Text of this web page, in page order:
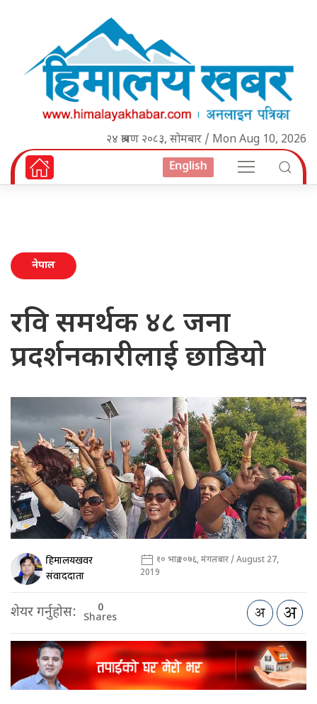
२४ श्रावण २०८३, सोमबार / Mon Aug 10, 2026
English
नेपाल
रवि समर्थक ४८ जना
प्रदर्शनकारीलाई छाडियो
हिमालयखवर
संवाददाता
१० भाद्र २०७६, मंगलबार / August 27,
2019
शेयर गर्नुहोस: 0
Shares